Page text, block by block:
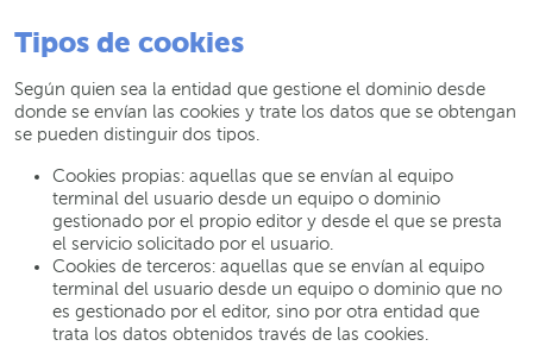
Tipos de cookies
Según quien sea la entidad que gestione el dominio desde
donde se envían las cookies y trate los datos que se obtengan
se pueden distinguir dos tipos.
Cookies propias: aquellas que se envían al equipo
terminal del usuario desde un equipo o dominio
gestionado por el propio editor y desde el que se presta
el servicio solicitado por el usuario.
Cookies de terceros: aquellas que se envían al equipo
terminal del usuario desde un equipo o dominio que no
es gestionado por el editor, sino por otra entidad que
trata los datos obtenidos través de las cookies.